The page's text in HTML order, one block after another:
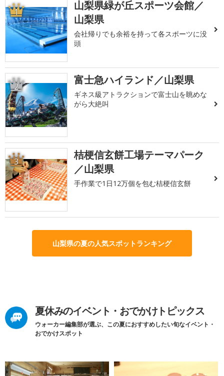
1
山梨県緑が丘スポーツ会館／
山梨県
会社帰りでも余裕を持って各スポーツに没
頭
2 富士急ハイランド／山梨県
ギネス級アトラクションで富士山を眺めな
がら大絶叫
3
桔梗信玄餅工場テーマパーク
／山梨県
手作業で1日12万個を包む桔梗信玄餅
山梨県の夏の人気スポットランキング
夏休みのイベント・おでかけトピックス
ウォーカー編集部が選ぶ、この夏におすすめしたい旬なイベント・
おでかけスポット